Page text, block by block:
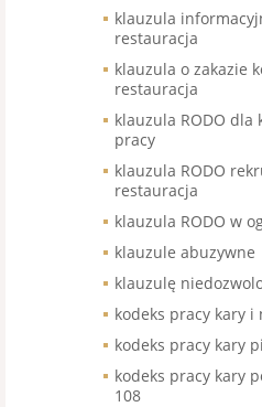
klauzula
restauracja
klauzula o zakazie
restauracja
klauzula RODO dla
pracy
klauzula RODO
restauracja
klauzula RODO w
klauzule abuzywne
klauzulę
kodeks pracy kary i
kodeks pracy kary
kodeks pracy kary
108